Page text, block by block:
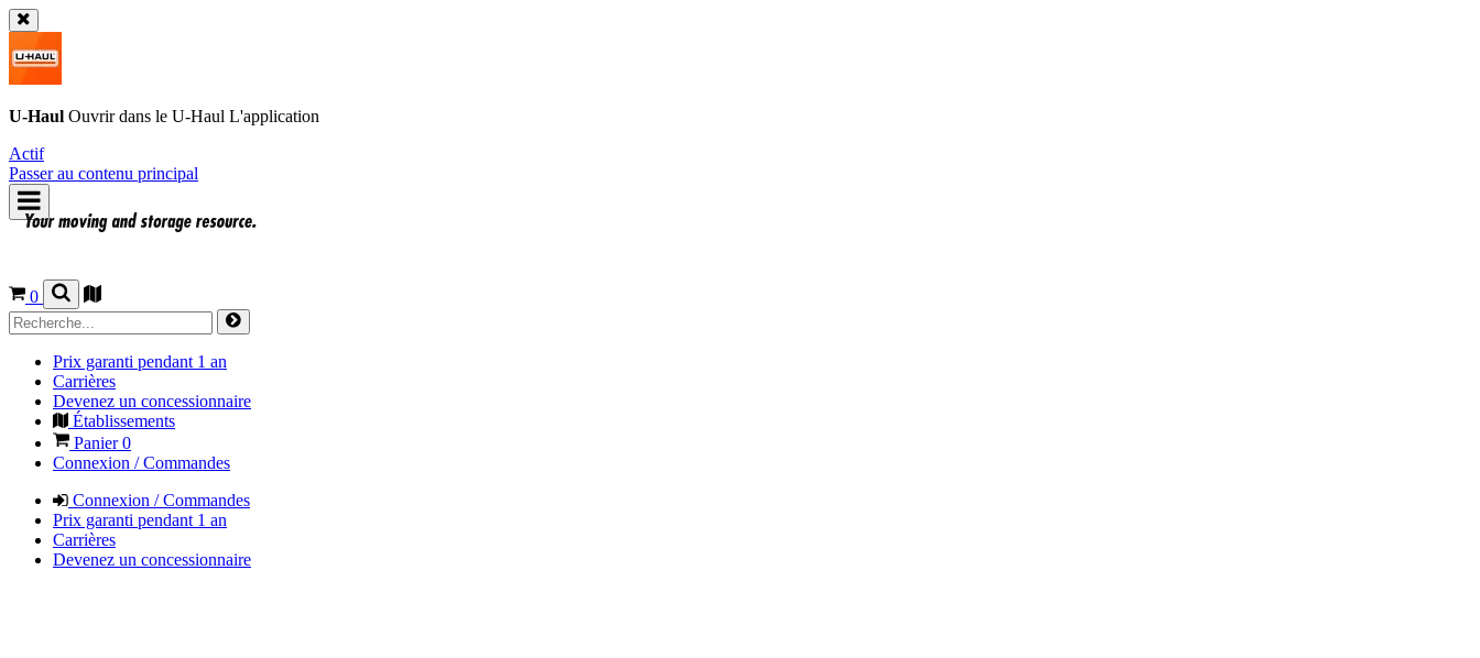
U-Haul Ouvrir dans le U-Haul L'application
Actif
Passer au contenu principal
0
Prix garanti pendant 1 an
Carrières
Devenez un concessionnaire
Établissements
Panier0
Connexion / Commandes
Connexion / Commandes
Prix garanti pendant 1 an
Carrières
Devenez un concessionnaire